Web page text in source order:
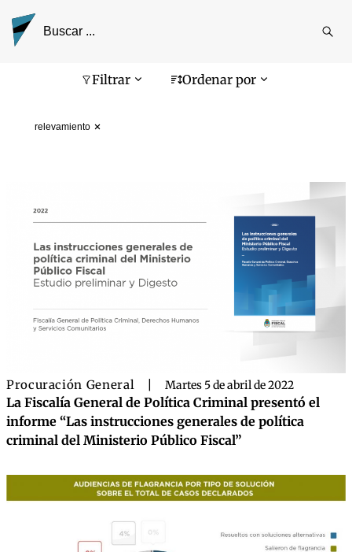
Filtrar Ordenar por
relevamiento
Pantalla de búsqueda
Procuración General Martes 5 de abril de 2022
La Fiscalía General de Política Criminal presentó el
informe “Las instrucciones generales de política
criminal del Ministerio Público Fiscal”